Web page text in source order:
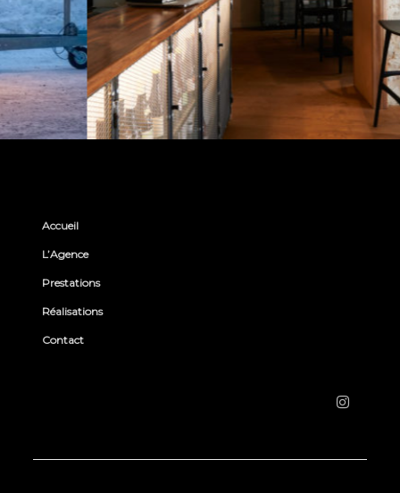
Accueil
L’Agence
Prestations
Réalisations
Contact